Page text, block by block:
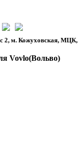
2, м. Кожуховская, МЦК,